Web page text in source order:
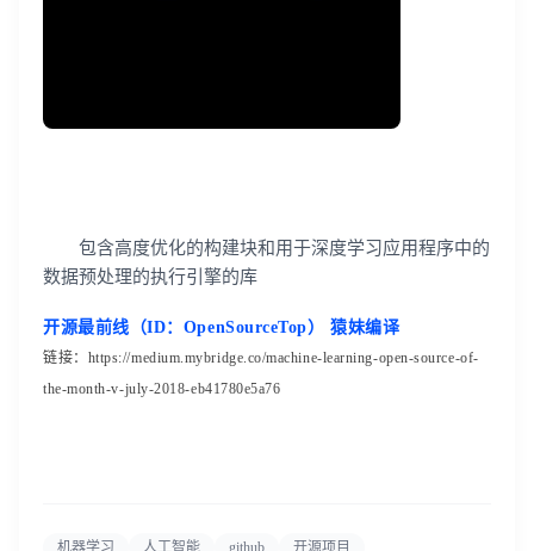
包含高度优化的构建块和用于深度学习应用程序中的
数据预处理的执行引擎的库
开源最前线（ID：OpenSourceTop） 猿妹编译
链接：https://medium.mybridge.co/machine-learning-open-source-of-
the-month-v-july-2018-eb41780e5a76
机器学习 人工智能 github 开源项目